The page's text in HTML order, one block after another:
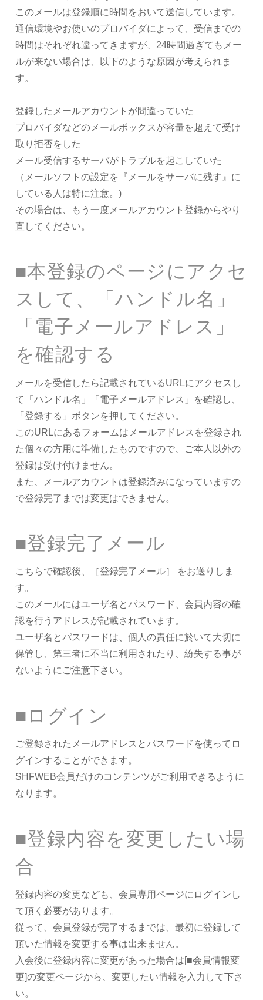
このメールは登録順に時間をおいて送信しています。
通信環境やお使いのプロバイダによって、受信までの
時間はそれぞれ違ってきますが、24時間過ぎてもメー
ルが来ない場合は、以下のような原因が考えられま
す。
登録したメールアカウントが間違っていた
プロバイダなどのメールボックスが容量を超えて受け
取り拒否をした
メール受信するサーバがトラブルを起こしていた
（メールソフトの設定を『メールをサーバに残す』に
している人は特に注意。)
その場合は、もう一度メールアカウント登録からやり
直してください。
■本登録のページにアクセ
スして、「ハンドル名」
「電子メールアドレス」
を確認する
メールを受信したら記載されているURLにアクセスし
て「ハンドル名」「電子メールアドレス」を確認し、
「登録する」ボタンを押してください。
このURLにあるフォームはメールアドレスを登録され
た個々の方用に準備したものですので、ご本人以外の
登録は受け付けません。
また、メールアカウントは登録済みになっていますの
で登録完了までは変更はできません。
■登録完了メール
こちらで確認後、［登録完了メール］ をお送りしま
す。
このメールにはユーザ名とパスワード、会員内容の確
認を行うアドレスが記載されています。
ユーザ名とパスワードは、個人の責任に於いて大切に
保管し、第三者に不当に利用されたり、紛失する事が
ないようにご注意下さい。
■ログイン
ご登録されたメールアドレスとパスワードを使ってロ
グインすることができます。
SHFWEB会員だけのコンテンツがご利用できるように
なります。
■登録内容を変更したい場
合
登録内容の変更なども、会員専用ページにログインし
て頂く必要があります。
従って、会員登録が完了するまでは、最初に登録して
頂いた情報を変更する事は出来ません。
入会後に登録内容に変更があった場合は[■会員情報変
更]の変更ページから、変更したい情報を入力して下さ
い。